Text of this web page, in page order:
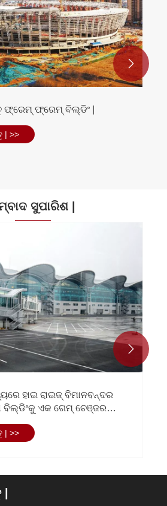
ଟ୍ରେନ୍ ଷ୍ଟେସନ୍ |
| >>

ସୁପାରିଶ |
ପାଇଁ ପସନ୍ଦିତ
ଏକ ଇସ୍ପାତ ସଂରଚନା ପ୍ରସାରଣ
| >>
